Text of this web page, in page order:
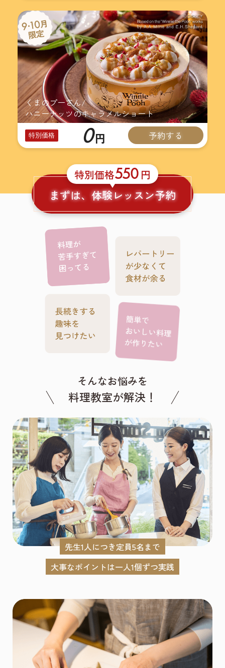
くまのプーさん/
ハニーナッツのキャラメルショート
特別価格 0円 予約する
特別価格550 円
まずは、体験レッスン予約
そんなお悩みを
料理教室が解決！
先生1人につき定員5名まで
大事なポイントは一人1個ずつ実践